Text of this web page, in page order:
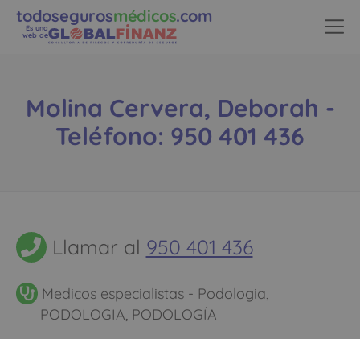
todosegurosmédicos.com
Es una
web de
Molina Cervera, Deborah -
Teléfono: 950 401 436
Llamar al 950 401 436
Medicos especialistas - Podologia,
PODOLOGIA, PODOLOGÍA